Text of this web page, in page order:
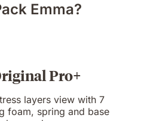
Emma?
Pro+